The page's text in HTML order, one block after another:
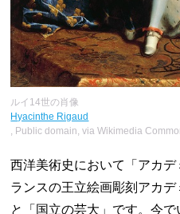
ルイ14世の肖像
Hyacinthe Rigaud
, Public domain, via Wikimedia
西洋美術史において「アカ
ランスの王立絵画彫刻アカ
と「国立の芸大」です。今